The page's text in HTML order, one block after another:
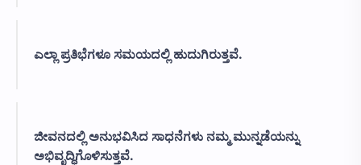
ಎಲ್ಲಾ ಪ್ರತಿಭೆಗಳೂ ಸಮಯದಲ್ಲಿ ಹುದುಗಿರುತ್ತವೆ.
ಜೀವನದಲ್ಲಿ ಅನುಭವಿಸಿದ ಸಾಧನೆಗಳು ನಮ್ಮ ಮುನ್ನಡೆಯನ್ನು
ಅಭಿವೃದ್ಧಿಗೊಳಿಸುತ್ತವೆ.